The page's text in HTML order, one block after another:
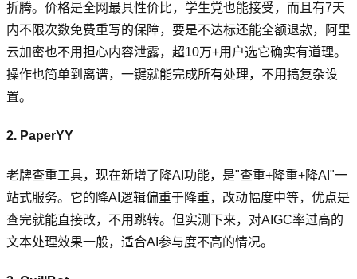
折腾。价格是全网最具性价比，学生党也能接受，而且有7天
内不限次数免费重写的保障，要是不达标还能全额退款，阿里
云加密也不用担心内容泄露，超10万+用户选它确实有道理。
操作也简单到离谱，一键就能完成所有处理，不用搞复杂设
置。
2. PaperYY
老牌查重工具，现在新增了降AI功能，是"查重+降重+降AI"一
站式服务。它的降AI逻辑偏重于降重，改动幅度中等，优点是
查完就能直接改，不用跳转。但实测下来，对AIGC率过高的
文本处理效果一般，适合AI参与度不高的情况。